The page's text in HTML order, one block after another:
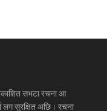
सभटा रचना आ
लग सुरक्षित अछि। रचना